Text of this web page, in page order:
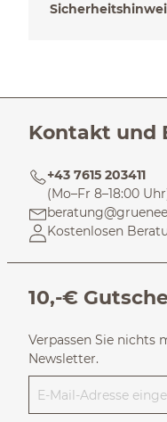
Kontakt und
+43 7615 203411
(Mo–Fr 8–18:00
Kostenlosen
10,-€
Verpassen Sie nichts
Newsletter.